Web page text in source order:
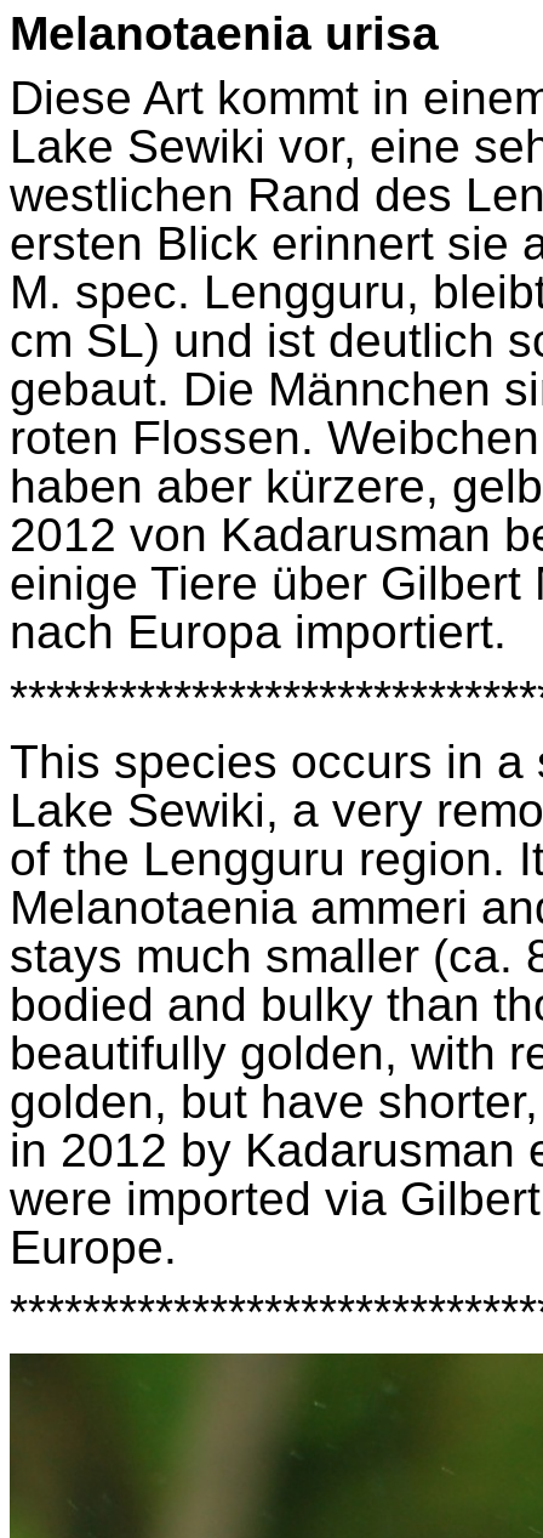
Melanotaenia urisa
Diese Art kommt in
Lake Sewiki vor, eine
westlichen Rand des
ersten Blick erinnert sie
M. spec. Lengguru,
cm SL) und ist deutlich
gebaut. Die Männchen
roten Flossen.
haben aber kürzere,
2012 von Kadarusman
einige Tiere über Gilbert
nach Europa importiert.
This species occurs in
Lake Sewiki, a very
of the Lengguru region.
Melanotaenia ammeri
stays much smaller (ca.
bodied and bulky than
beautifully golden, with
golden, but have
in 2012 by Kadarusman
were imported via
Europe.